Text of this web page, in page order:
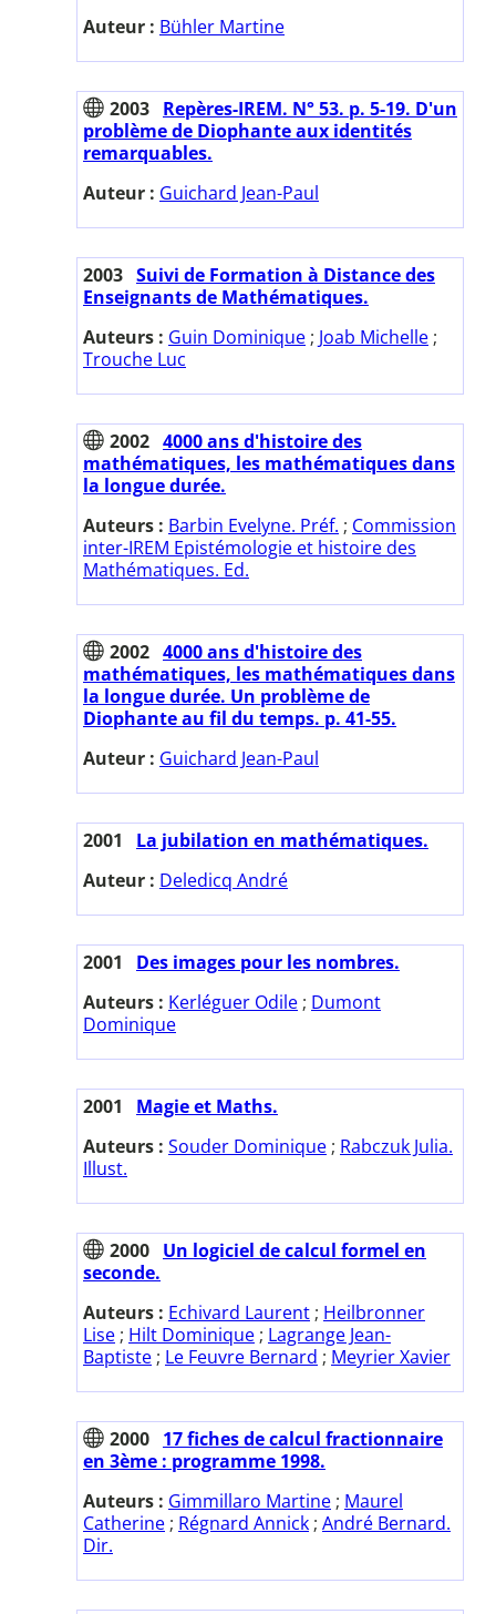
Auteur : Bühler Martine
2003 Repères-IREM. N° 53. p. 5-19. D'un
problème de Diophante aux identités
remarquables.
Auteur : Guichard Jean-Paul
2003 Suivi de Formation à Distance des
Enseignants de Mathématiques.
Auteurs : Guin Dominique ; Joab Michelle ;
Trouche Luc
2002 4000 ans d'histoire des
mathématiques, les mathématiques dans
la longue durée.
Auteurs : Barbin Evelyne. Préf. ; Commission
inter-IREM Epistémologie et histoire des
Mathématiques. Ed.
2002 4000 ans d'histoire des
mathématiques, les mathématiques dans
la longue durée. Un problème de
Diophante au fil du temps. p. 41-55.
Auteur : Guichard Jean-Paul
2001
La jubilation en mathématiques.
Auteur : Deledicq André
2001
Des images pour les nombres.
Auteurs : Kerléguer Odile ; Dumont
Dominique
2001
Magie et Maths.
Auteurs : Souder Dominique ; Rabczuk Julia.
Illust.
2000 Un logiciel de calcul formel en
seconde.
Auteurs : Echivard Laurent ; Heilbronner
Lise ; Hilt Dominique ; Lagrange Jean-
Baptiste ; Le Feuvre Bernard ; Meyrier Xavier
2000 17 fiches de calcul fractionnaire
en 3ème : programme 1998.
Auteurs : Gimmillaro Martine ; Maurel
Catherine ; Régnard Annick ; André Bernard.
Dir.